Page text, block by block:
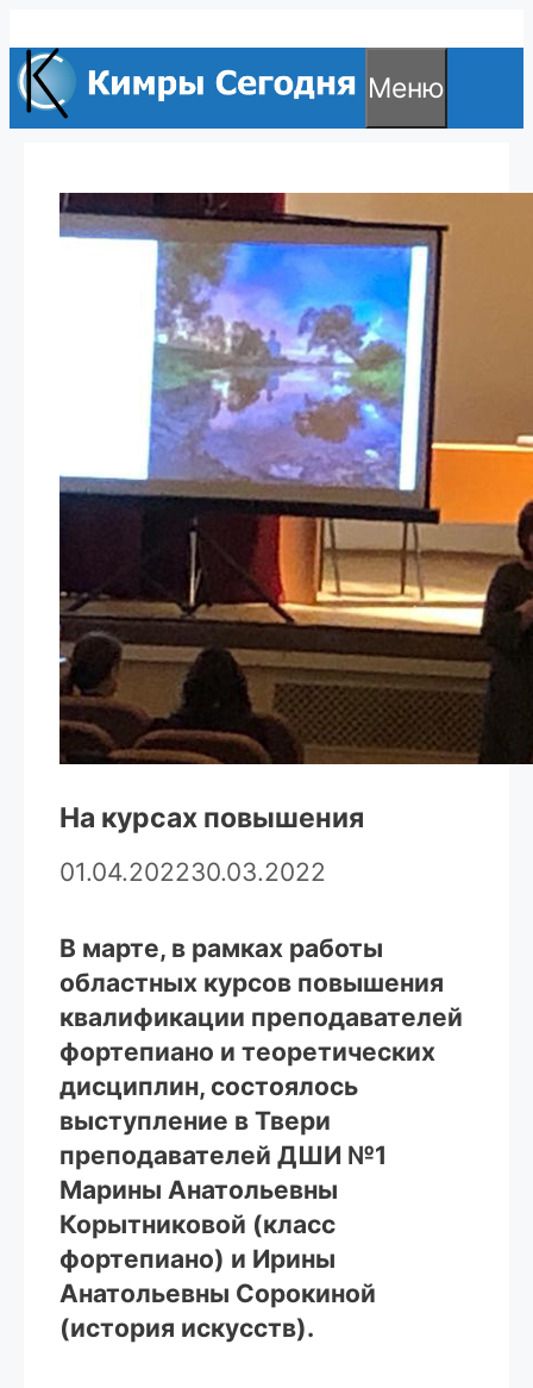
к
содержимому
Меню
На курсах повышения
01.04.202230.03.2022
В марте, в рамках работы
областных курсов повышения
квалификации преподавателей
фортепиано и теоретических
дисциплин, состоялось
выступление в Твери
преподавателей ДШИ №1
Марины Анатольевны
Корытниковой (класс
фортепиано) и Ирины
Анатольевны Сорокиной
(история искусств).